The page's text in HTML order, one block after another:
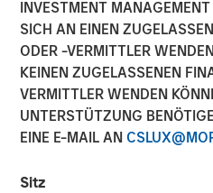
INVESTMENT
SICH AN EINEN
ODER -VERMITTLER
KEINEN ZUGELASSENEN
VERMITTLER WENDEN
UNTERSTÜTZUNG
EINE E-MAIL AN
Sitz
Morgan Stanley Private
Group agree to acquire an
from the majority
steel producer, Fides
Privatstiftung, who recently
owned by financial investor
Pursuant to a definitive